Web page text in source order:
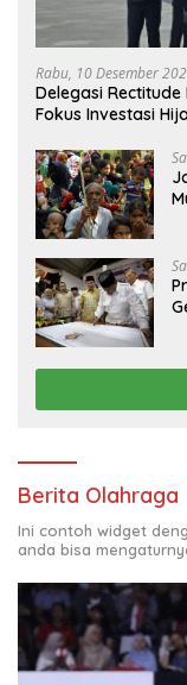
Rabu, 10 Desember
Delegasi Rectitude
Fokus Investasi
Berita Olahraga
Ini contoh widget
anda bisa